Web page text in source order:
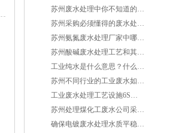
苏州废水处理中你不知道的工艺全在这里
苏州采购必须懂得的废水处理问题，值得收藏！
苏州氨氮废水处理厂家中哪家最专业？
苏州酸碱废水处理工艺和其他废水处理的区别
工业纯水是什么意思？什么是纯水处理？
苏州不同行业的工业废水如何处理的？
工业废水处理工艺设施6S现场管理
苏州处理煤化工废水公司采用哪些工艺方法?
确保电镀废水处理水质平稳因素有哪些？